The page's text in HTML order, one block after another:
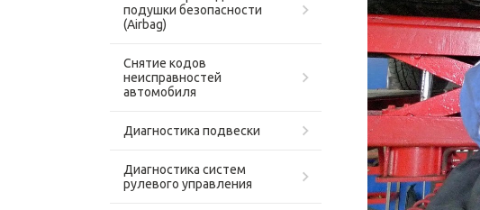
подушки безопасности
(Airbag)
Снятие кодов
неисправностей
автомобиля
Диагностика подвески
Диагностика систем
рулевого управления